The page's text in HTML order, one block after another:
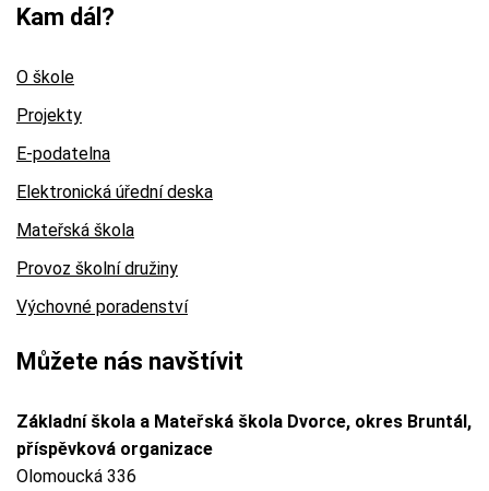
Kam dál?
O škole
Projekty
E-podatelna
Elektronická úřední deska
Mateřská škola
Provoz školní družiny
Výchovné poradenství
Můžete nás navštívit
Základní škola a Mateřská škola Dvorce, okres Bruntál,
příspěvková organizace
Olomoucká 336